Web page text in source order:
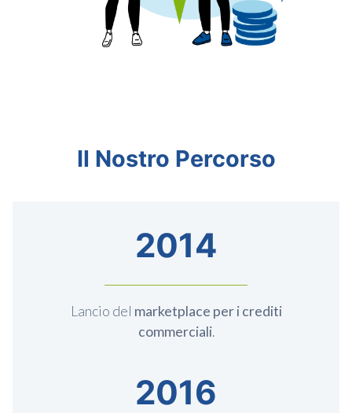
Il Nostro Percorso
2014
Lancio del marketplace per i crediti
commerciali.
2016